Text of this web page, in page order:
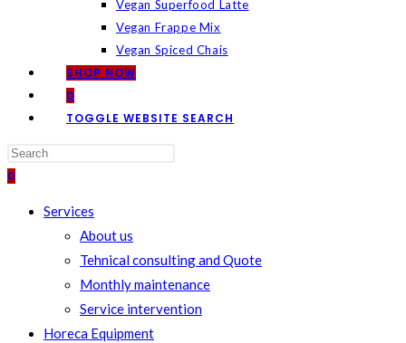
Vegan Superfood Latte
Vegan Frappe Mix
Vegan Spiced Chais
SHOP NOW
0
TOGGLE WEBSITE SEARCH
0
Services
About us
Tehnical consulting and Quote
Monthly maintenance
Service intervention
Horeca Equipment